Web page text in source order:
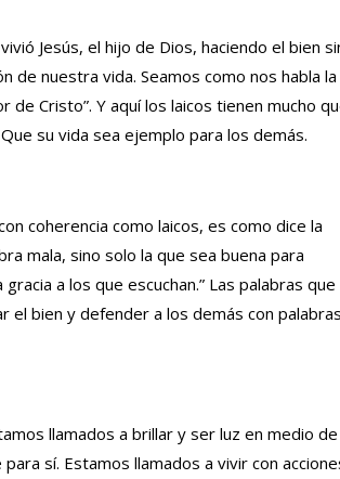
Jesús, el hijo de Dios, haciendo el bien
de nuestra vida. Seamos como nos habla la
de Cristo”. Y aquí los laicos tienen mucho
su vida sea ejemplo para los demás.
coherencia como laicos, es como dice la
mala, sino solo la que sea buena para
a los que escuchan.” Las palabras que
el bien y defender a los demás con
llamados a brillar y ser luz en medio de
sí. Estamos llamados a vivir con